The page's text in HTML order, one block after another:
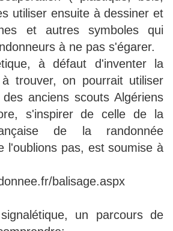
utiliser ensuite à dessiner et
et autres symboles qui
à ne pas s'égarer.
à défaut d'inventer la
trouver, on pourrait utiliser
anciens scouts Algériens
s'inspirer de celle de la
de la randonnée
l'oublions pas, est soumise à
balisage.aspx
un parcours de